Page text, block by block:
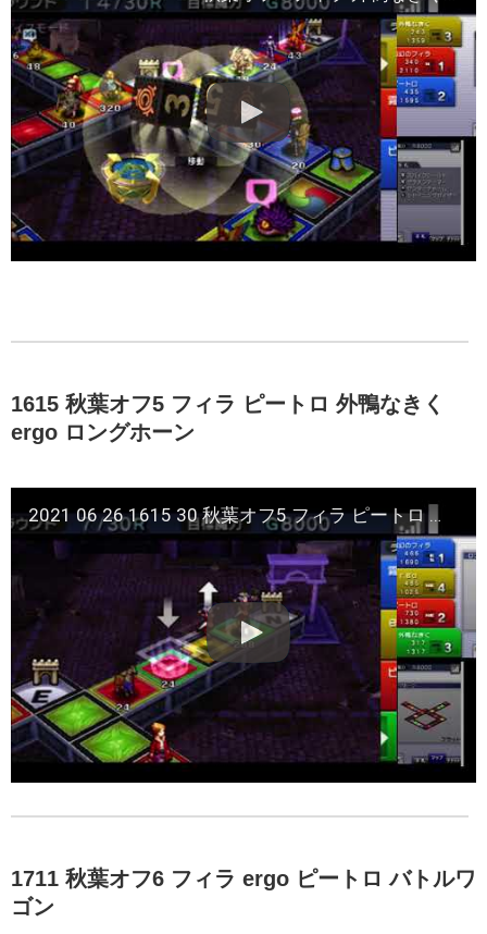
1615 秋葉オフ5 フィラ ピートロ 外鴨なきく
ergo ロングホーン
2021 06 26 1615 30 秋葉オフ5 フィラ ピートロ 外鴨なきく ergo ロングホーン
1711 秋葉オフ6 フィラ ergo ピートロ バトルワ
ゴン